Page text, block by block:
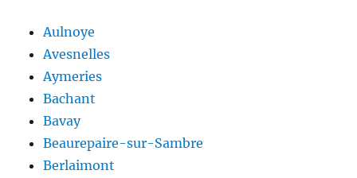
Aulnoye
Avesnelles
Aymeries
Bachant
Bavay
Beaurepaire-sur-Sambre
Berlaimont